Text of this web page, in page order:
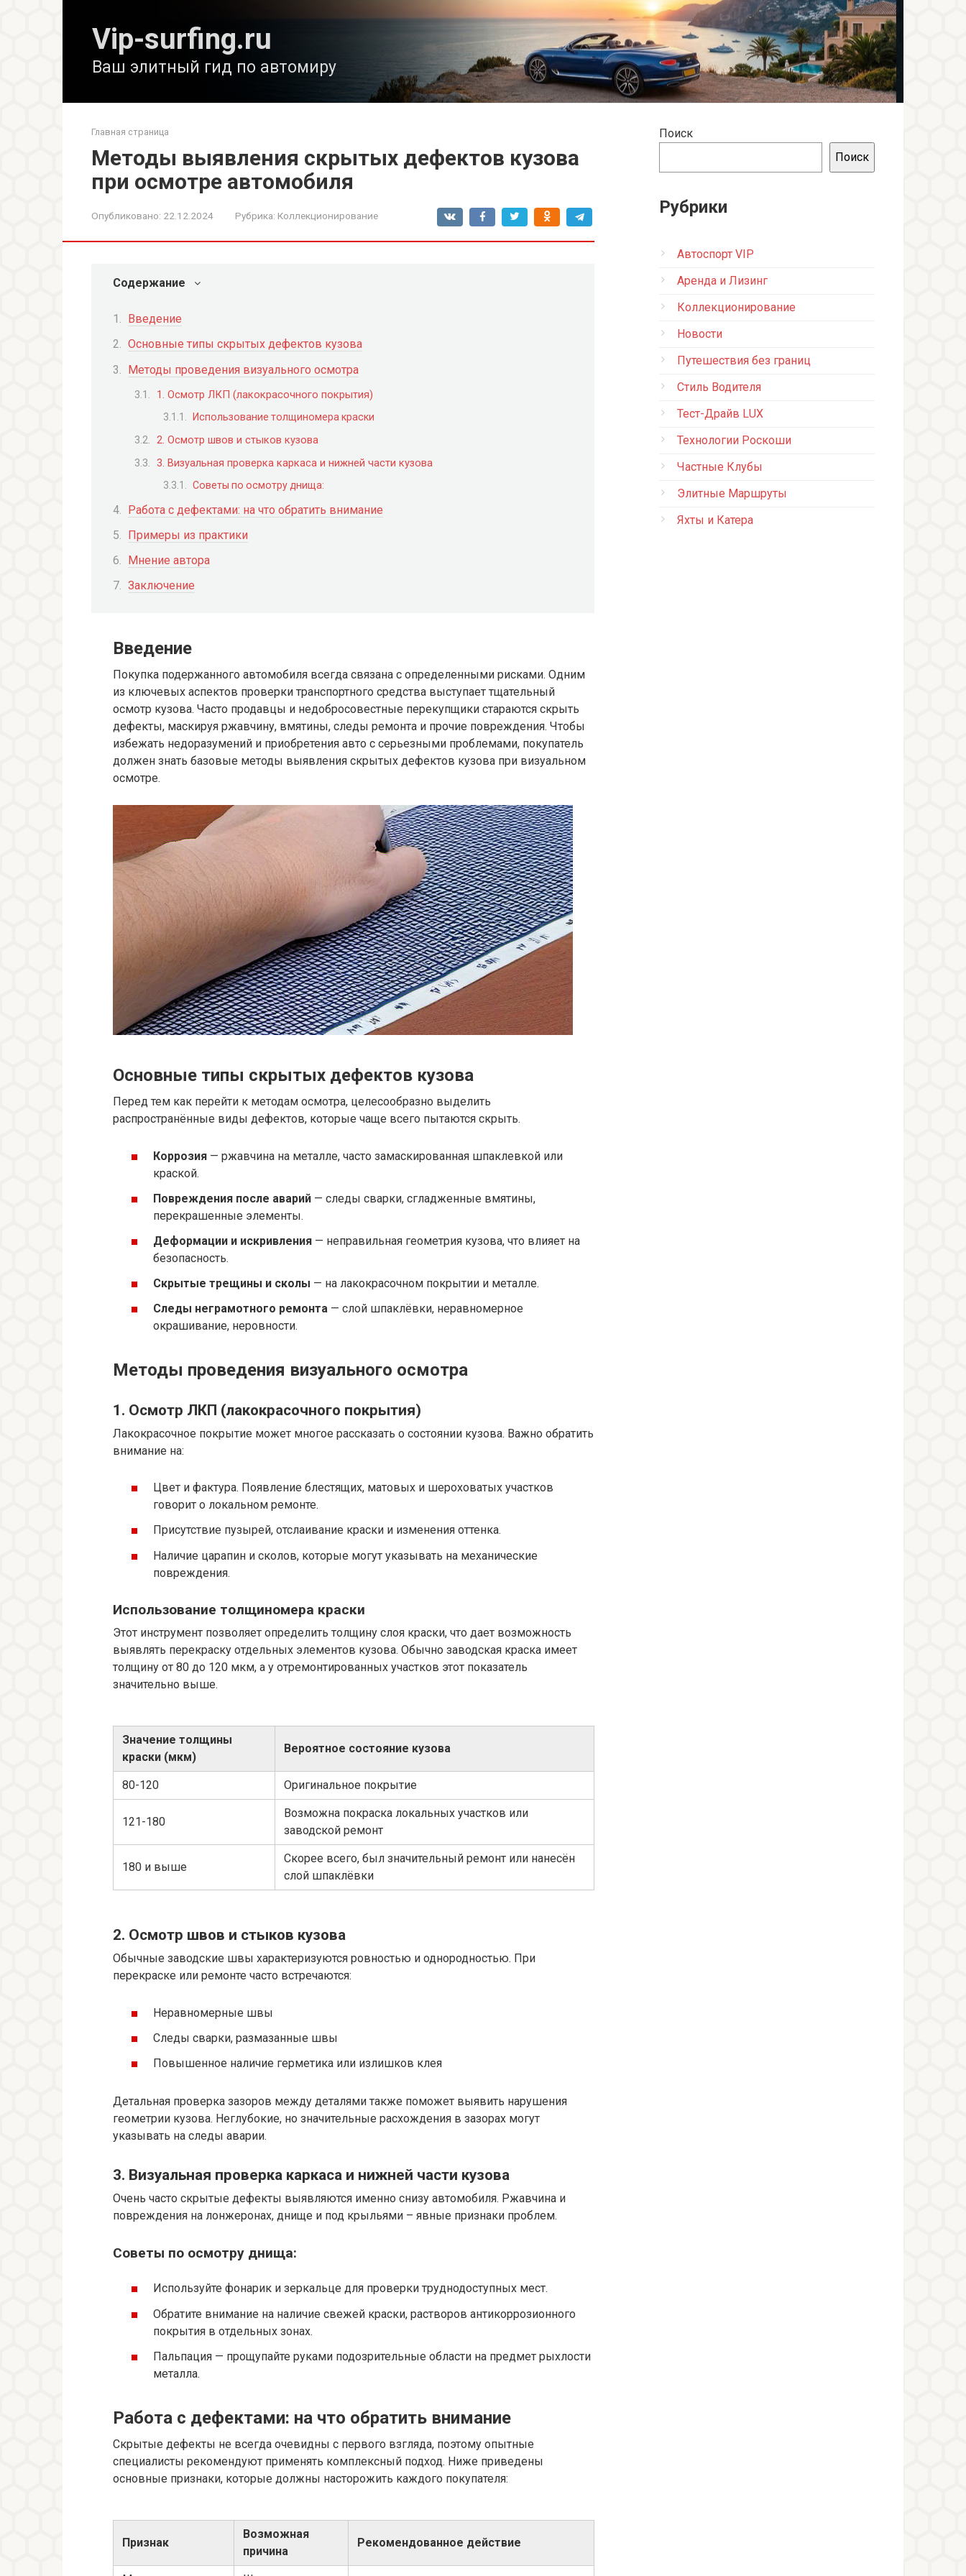
Vip-surfing.ru
Ваш элитный гид по автомиру
Главная страница
Методы выявления скрытых дефектов кузова
при осмотре автомобиля
Опубликовано: 22.12.2024 Рубрика: Коллекционирование
Содержание
Введение
Основные типы скрытых дефектов кузова
Методы проведения визуального осмотра
1. Осмотр ЛКП (лакокрасочного покрытия)
Использование толщиномера краски
2. Осмотр швов и стыков кузова
3. Визуальная проверка каркаса и нижней части кузова
Советы по осмотру днища:
Работа с дефектами: на что обратить внимание
Примеры из практики
Мнение автора
Заключение
Введение
Покупка подержанного автомобиля всегда связана с определенными рисками. Одним
из ключевых аспектов проверки транспортного средства выступает тщательный
осмотр кузова. Часто продавцы и недобросовестные перекупщики стараются скрыть
дефекты, маскируя ржавчину, вмятины, следы ремонта и прочие повреждения. Чтобы
избежать недоразумений и приобретения авто с серьезными проблемами, покупатель
должен знать базовые методы выявления скрытых дефектов кузова при визуальном
осмотре.
Основные типы скрытых дефектов кузова
Перед тем как перейти к методам осмотра, целесообразно выделить
распространённые виды дефектов, которые чаще всего пытаются скрыть.
Коррозия — ржавчина на металле, часто замаскированная шпаклевкой или
краской.
Повреждения после аварий — следы сварки, сгладженные вмятины,
перекрашенные элементы.
Деформации и искривления — неправильная геометрия кузова, что влияет на
безопасность.
Скрытые трещины и сколы — на лакокрасочном покрытии и металле.
Следы неграмотного ремонта — слой шпаклёвки, неравномерное
окрашивание, неровности.
Методы проведения визуального осмотра
1. Осмотр ЛКП (лакокрасочного покрытия)
Лакокрасочное покрытие может многое рассказать о состоянии кузова. Важно обратить
внимание на:
Цвет и фактура. Появление блестящих, матовых и шероховатых участков
говорит о локальном ремонте.
Присутствие пузырей, отслаивание краски и изменения оттенка.
Наличие царапин и сколов, которые могут указывать на механические
повреждения.
Использование толщиномера краски
Этот инструмент позволяет определить толщину слоя краски, что дает возможность
выявлять перекраску отдельных элементов кузова. Обычно заводская краска имеет
толщину от 80 до 120 мкм, а у отремонтированных участков этот показатель
значительно выше.
Значение толщины
краски (мкм)
Вероятное состояние кузова
80-120 Оригинальное покрытие
121-180
Возможна покраска локальных участков или
заводской ремонт
180 и выше
Скорее всего, был значительный ремонт или нанесён
слой шпаклёвки
2. Осмотр швов и стыков кузова
Обычные заводские швы характеризуются ровностью и однородностью. При
перекраске или ремонте часто встречаются:
Неравномерные швы
Следы сварки, размазанные швы
Повышенное наличие герметика или излишков клея
Детальная проверка зазоров между деталями также поможет выявить нарушения
геометрии кузова. Неглубокие, но значительные расхождения в зазорах могут
указывать на следы аварии.
3. Визуальная проверка каркаса и нижней части кузова
Очень часто скрытые дефекты выявляются именно снизу автомобиля. Ржавчина и
повреждения на лонжеронах, днище и под крыльями – явные признаки проблем.
Советы по осмотру днища:
Используйте фонарик и зеркальце для проверки труднодоступных мест.
Обратите внимание на наличие свежей краски, растворов антикоррозионного
покрытия в отдельных зонах.
Пальпация — прощупайте руками подозрительные области на предмет рыхлости
металла.
Работа с дефектами: на что обратить внимание
Скрытые дефекты не всегда очевидны с первого взгляда, поэтому опытные
специалисты рекомендуют применять комплексный подход. Ниже приведены
основные признаки, которые должны насторожить каждого покупателя:
Признак
Возможная
причина
Рекомендованное действие
Поиск
Поиск
Рубрики
Автоспорт VIP
Аренда и Лизинг
Коллекционирование
Новости
Путешествия без границ
Стиль Водителя
Тест-Драйв LUX
Технологии Роскоши
Частные Клубы
Элитные Маршруты
Яхты и Катера